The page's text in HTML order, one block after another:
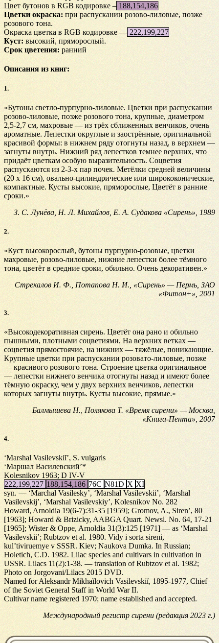
Цвет бутонов в RGB кодировке – 188,154,186
Цветки окраска: при распускании розово-лиловые, позже
розового тона.
Окраска цветка в RGB кодировке — 222,199,227
Куст: высокий, пряморослый.
Срок цветения: ранний
Описания из книг:
1.
«Бутоны светло-пурпурно-лиловые. Цветки при распускании
розово-лиловые, позже розового тона, крупные, диаметром
2,5-2,7 см, махровые — из трёх сближенных венчиков, очень
ароматные. Лепестки округлые и заострённые, оригинальной
красивой формы: в нижнем ряду отогнуты назад, в верхнем —
загнуты внутрь. Нижний ряд лепестков темнее верхних, что
придаёт цветкам особую выразительность. Соцветия
распускаются из 2-3-х пар почек. Метёлки средней величины
(20 х 16 см), овально-цилиндрические или ширококонические,
компактные. Кусты высокие, пряморослые, Цветёт в ранние
сроки.»
З. С. Лунёва, Н. Л. Михайлов, Е. А. Судакова «Сирень», 1989
2.
«Куст высокорослый, бутоны пурпурно-розовые, цветки
махровые, розово-лиловые, нижние лепестки более тёмного
тона, цветёт в средние сроки, обильно. Очень декоративен.»
Стрекалов И. Ф., Потапова Н. И., «Сирень» — Пермь, ЗАО
«Фитон+», 2001
3.
«Высокодекоративная сирень. Цветёт она рано и обильно
пышными, плотными соцветиями, На верхних ветках —
соцветия прямостоячие, на нижних — тяжёлые, поникающие.
Крупные цветки при распускании розовато-лиловые, позже
— красивого розового тона. Строение цветка оригинальное
— лепестки нижнего венчика отогнуты назад и имеют более
тёмную окраску, чем у двух верхних венчиков, лепестки
которых загнуты внутрь. Кусты высокие, прямые.»
Балмышева Н., Полякова Т. «Время сирени» — Москва,
«Книга-Пента», 2007
4.
‘Marshal Vasilevskiĭ’, S. vulgaris
‘Маршал Василевский’*
Kolesnikov 1963; D IV-V
222,199,227 188,154,186 76C N81D X XI
syn. — ‘Marchal Vasilesky’, ‘Marshal Vasilevskii’, ‘Marshal
Vasilevskij’, ‘Marshal Vasilevskiy’, Kolesnikov No. 282
Howard, Arnoldia 19(6-7):31-35 [1959]; Gromov, A., Siren’, 80
[1963]; Howard & Brizicky, AABGA Quart. Newsl. No. 64, 17-21
[1965]; Wister & Oppe, Arnoldia 31(3):125 [1971] — as ‘Marshal
Vasilevskii’; Rubtzov et al. 1980. Vidy i sorta sireni,
kul’tiviruemye v SSSR. Kiev; Naukova Dumka. In Russian;
Holetich, C.D. 1982. Lilac species and cultivars in cultivation in
USSR. Lilacs 11(2):1-38. — translation of Rubtzov et al. 1982;
Photo on Jorgovani/Lilacs 2015 DVD.
Named for Aleksandr Mikhaĭlovich Vasilevskiĭ, 1895-1977, Chief
of the Soviet General Staff in World War II.
Cultivar name registered 1970; name established and accepted.
Международный регистр сирени (редакция 2023 г.)